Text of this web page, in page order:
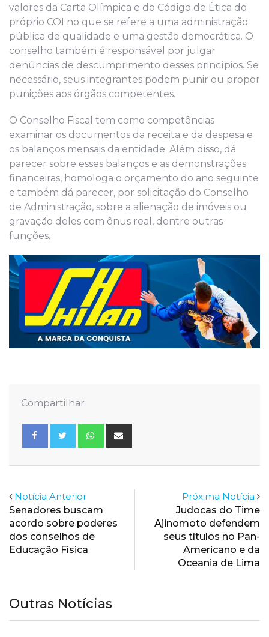
valores da Carta Olímpica e do Código de Ética do
próprio COI no que se refere a uma administração
pública de qualidade e uma gestão democrática. O
conselho também é responsável por julgar
denúncias de descumprimento desses princípios. Se
necessário, seus integrantes podem punir ou propor
punições aos órgãos competentes.
O Conselho Fiscal tem como competências
examinar os documentos da receita e da despesa e
os balanços mensais da entidade. Além disso, dá
parecer sobre esses balanços e as demonstrações
financeiras, homologa o orçamento do ano seguinte
e também dá parecer, por solicitação do Conselho
de Administração, sobre a alienação de imóveis ou
gravação deles com ônus real, dentre outras
funções.
Compartilhar
Whatsapp
Notícia Anterior
Senadores buscam
acordo sobre poderes
dos conselhos de
Educação Física
Próxima Notícia
Judocas do Time
Ajinomoto defendem
seus títulos no Pan-
Americano e da
Oceania de Lima
Outras Notícias